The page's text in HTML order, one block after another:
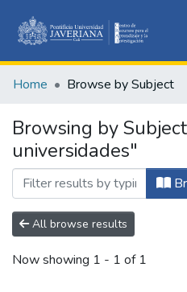
Home Browse by Subject
Browsing by
universidades"
All browse results
Now showing 1 - 1 of 1